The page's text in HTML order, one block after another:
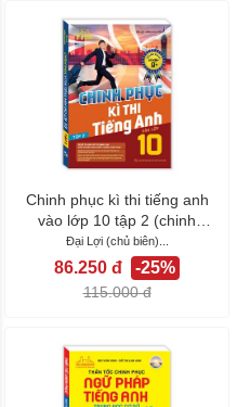
Chinh phục kì thi tiếng anh
vào lớp 10 tập 2 (chinh
phục...
Đại Lợi (chủ biên)...
86.250 đ -25%
115.000 đ